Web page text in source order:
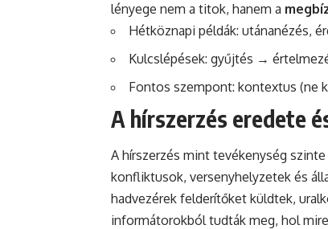
lényege nem a titok, hanem a
Hétköznapi példák: utánanézés,
Kulcslépések: gyűjtés →
Fontos szempont: kontextus (ne
A hírszerzés eredete
A hírszerzés mint tevékenység
konfliktusok, versenyhelyzetek és
hadvezérek felderítőket küldtek,
informátorokból tudták meg, hol